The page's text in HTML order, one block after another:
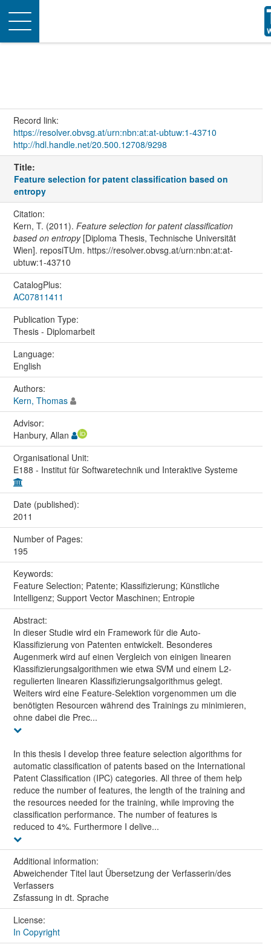
Toggle
navigation
Record link:
https://resolver.obvsg.at/urn:nbn:at:at-ubtuw:1-43710
http://hdl.handle.net/20.500.12708/9298
Title:
Feature selection for patent classification based on
entropy
Citation:
Kern, T. (2011). Feature selection for patent classification
based on entropy[Diploma Thesis, Technische Universität
Wien]. reposiTUm. https://resolver.obvsg.at/urn:nbn:at:at-
ubtuw:1-43710
CatalogPlus:
AC07811411
Publication Type:
Thesis - Diplomarbeit
Language:
English
Authors:
Kern, Thomas
Advisor:
Hanbury, Allan
Organisational Unit:
E188 - Institut für Softwaretechnik und Interaktive Systeme
Date (published):
2011
Number of Pages:
195
Keywords:
Feature Selection; Patente; Klassifizierung; Künstliche
Intelligenz; Support Vector Maschinen; Entropie
Abstract:
In dieser Studie wird ein Framework für die Auto-
Klassifizierung von Patenten entwickelt. Besonderes
Augenmerk wird auf einen Vergleich von einigen linearen
Klassifizierungsalgorithmen wie etwa SVM und einem L2-
regulierten linearen Klassifizierungsalgorithmus gelegt.
Weiters wird eine Feature-Selektion vorgenommen um die
benötigten Resourcen während des Trainings zu minimieren,
ohne dabei die Prec...
In this thesis I develop three feature selection algorithms for
automatic classification of patents based on the International
Patent Classification (IPC) categories. All three of them help
reduce the number of features, the length of the training and
the resources needed for the training, while improving the
classification performance. The number of features is
reduced to 4%. Furthermore I delive...
Additional information:
Abweichender Titel laut Übersetzung der Verfasserin/des
Verfassers
Zsfassung in dt. Sprache
License:
In Copyright